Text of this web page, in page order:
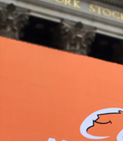
アの優良企業50社」、6割が中国企
17:00
企業50社」、
著者フォロ